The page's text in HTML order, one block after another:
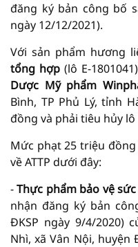
đăng ký bản công bố
ngày 12/12/2021).
Với sản phẩm hương
tổng hợp(lô E-
Dược Mỹ phẩm
Bình, TP Phủ Lý, tỉnh
đồng và phải tiêu hủy
Mức phạt 25 triệu
về ATTP dưới đây:
-Thực phẩm bảo vệ
nhận đăng ký bản
ĐKSP ngày 9/4/2020)
Nhì, xã Vân Nội, huyện